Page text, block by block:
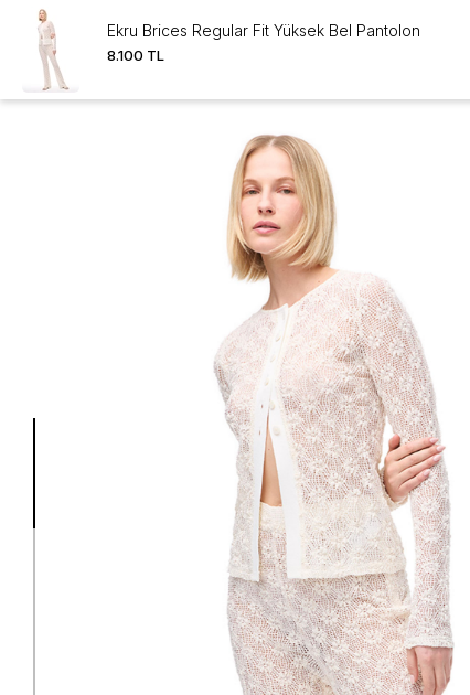
Ekru Brices Regular Fit Yüksek Bel Pantolon
8.100 TL